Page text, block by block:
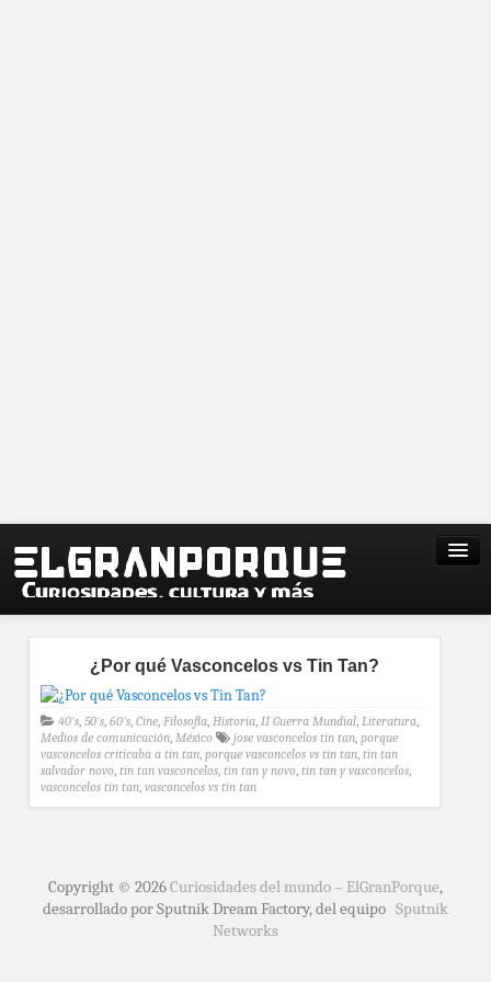
¿Por qué Vasconcelos vs Tin Tan?
40's, 50's, 60's, Cine, Filosofía, Historia, II Guerra Mundial, Literatura,
Medios de comunicación, México jose vasconcelos tin tan, porque
vasconcelos criticaba a tin tan, porque vasconcelos vs tin tan, tin tan
salvador novo, tin tan vasconcelos, tin tan y novo, tin tan y vasconcelos,
vasconcelos tin tan, vasconcelos vs tin tan
Copyright © 2026Curiosidades del mundo – ElGranPorque,
desarrollado por Sputnik Dream Factory, del equipo Sputnik
Networks